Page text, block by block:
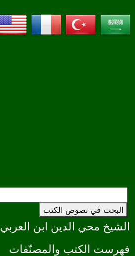
البحث في نصوص الكتب
الشيخ محي الدين ابن العربي
فهرست الكتب والمصنّفات